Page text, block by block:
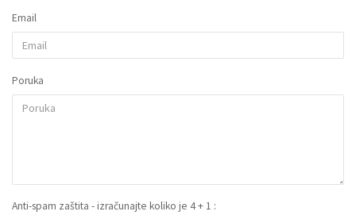
Email
Poruka
Anti-spam zaštita - izračunajte koliko je 4 + 1 :